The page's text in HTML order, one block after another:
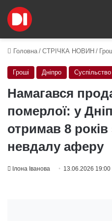
Головна / СТРІЧКА НОВИН /
Гроші Дніпро Суспільство
Намагався
померлої: у
отримав 8 років
невдалу аферу
Ілона Іванова 13.06.2026 19:00